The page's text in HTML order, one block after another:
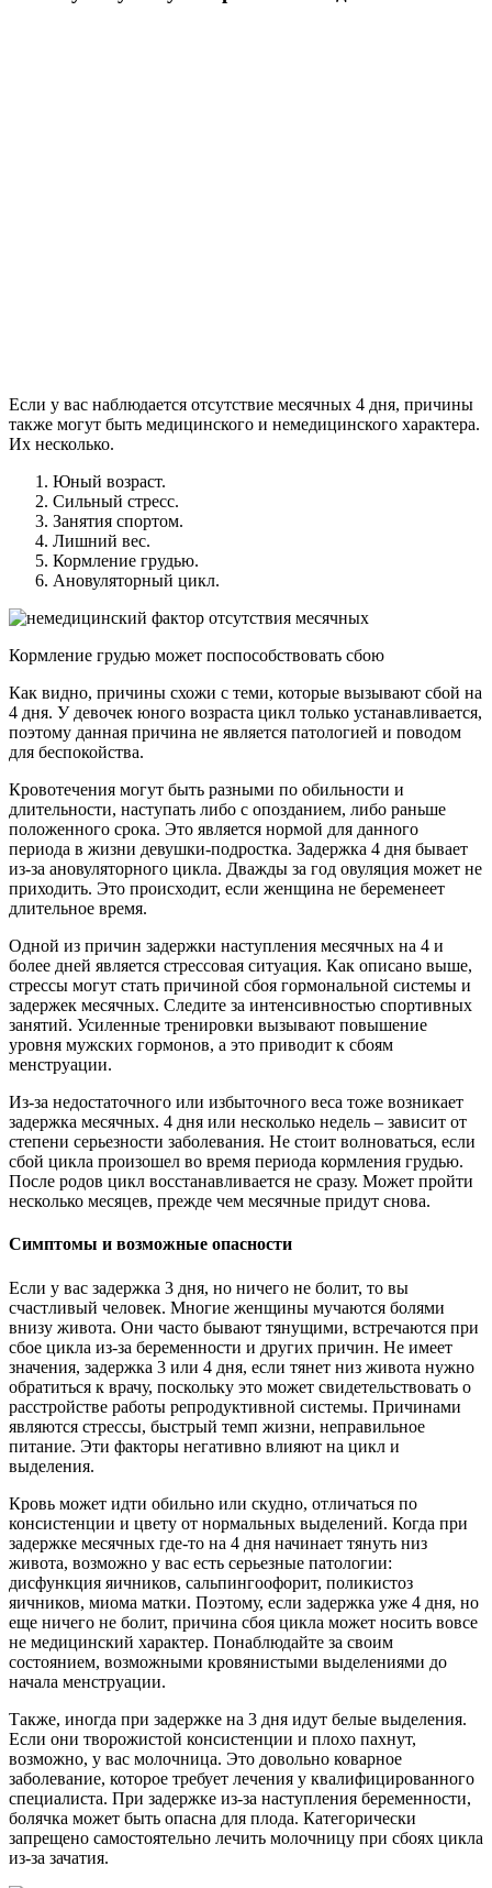
Если у вас наблюдается отсутствие месячных 4 дня, причины
также могут быть медицинского и немедицинского характера.
Их несколько.
Юный возраст.
Сильный стресс.
Занятия спортом.
Лишний вес.
Кормление грудью.
Ановуляторный цикл.
Кормление грудью может поспособствовать сбою
Как видно, причины схожи с теми, которые вызывают сбой на
4 дня. У девочек юного возраста цикл только устанавливается,
поэтому данная причина не является патологией и поводом
для беспокойства.
Кровотечения могут быть разными по обильности и
длительности, наступать либо с опозданием, либо раньше
положенного срока. Это является нормой для данного
периода в жизни девушки-подростка. Задержка 4 дня бывает
из-за ановуляторного цикла. Дважды за год овуляция может не
приходить. Это происходит, если женщина не беременеет
длительное время.
Одной из причин задержки наступления месячных на 4 и
более дней является стрессовая ситуация. Как описано выше,
стрессы могут стать причиной сбоя гормональной системы и
задержек месячных. Следите за интенсивностью спортивных
занятий. Усиленные тренировки вызывают повышение
уровня мужских гормонов, а это приводит к сбоям
менструации.
Из-за недостаточного или избыточного веса тоже возникает
задержка месячных. 4 дня или несколько недель – зависит от
степени серьезности заболевания. Не стоит волноваться, если
сбой цикла произошел во время периода кормления грудью.
После родов цикл восстанавливается не сразу. Может пройти
несколько месяцев, прежде чем месячные придут снова.
Симптомы и возможные опасности
Если у вас задержка 3 дня, но ничего не болит, то вы
счастливый человек. Многие женщины мучаются болями
внизу живота. Они часто бывают тянущими, встречаются при
сбое цикла из-за беременности и других причин. Не имеет
значения, задержка 3 или 4 дня, если тянет низ живота нужно
обратиться к врачу, поскольку это может свидетельствовать о
расстройстве работы репродуктивной системы. Причинами
являются стрессы, быстрый темп жизни, неправильное
питание. Эти факторы негативно влияют на цикл и
выделения.
Кровь может идти обильно или скудно, отличаться по
консистенции и цвету от нормальных выделений. Когда при
задержке месячных где-то на 4 дня начинает тянуть низ
живота, возможно у вас есть серьезные патологии:
дисфункция яичников, сальпингоофорит, поликистоз
яичников, миома матки. Поэтому, если задержка уже 4 дня, но
еще ничего не болит, причина сбоя цикла может носить вовсе
не медицинский характер. Понаблюдайте за своим
состоянием, возможными кровянистыми выделениями до
начала менструации.
Также, иногда при задержке на 3 дня идут белые выделения.
Если они творожистой консистенции и плохо пахнут,
возможно, у вас молочница. Это довольно коварное
заболевание, которое требует лечения у квалифицированного
специалиста. При задержке из-за наступления беременности,
болячка может быть опасна для плода. Категорически
запрещено самостоятельно лечить молочницу при сбоях цикла
из-за зачатия.